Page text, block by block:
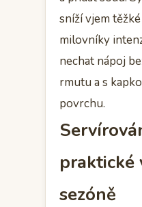
sníží vjem
milovníky
nechat nápoj
rmutu a s
povrchu.
sezóně